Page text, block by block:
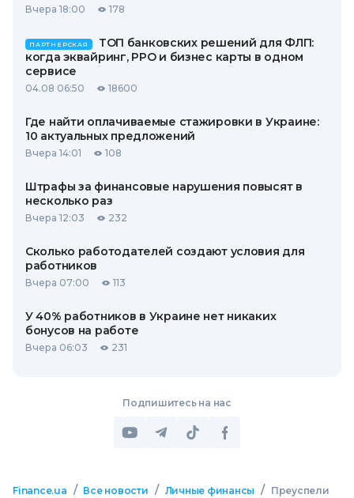
Вчера 18:00 178
ПАРТНЕРСКАЯ
ТОП банковских решений для ФЛП:
когда эквайринг, РРО и бизнес карты в одном
сервисе
04.08 06:50 18600
Где найти оплачиваемые стажировки в Украине:
10 актуальных предложений
Вчера 14:01 108
Штрафы за финансовые нарушения повысят в
несколько раз
Вчера 12:03 232
Сколько работодателей создают условия для
работников
Вчера 07:00 113
У 40% работников в Украине нет никаких
бонусов на работе
Вчера 06:03 231
Подпишитесь на нас
Finance.ua / Все новости / Личные финансы /
Преуспели